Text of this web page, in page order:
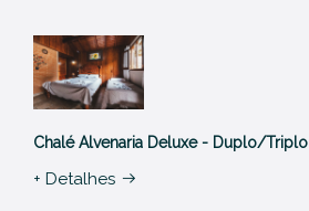
Chalé Alvenaria Deluxe - Duplo/Triplo
+ Detalhes